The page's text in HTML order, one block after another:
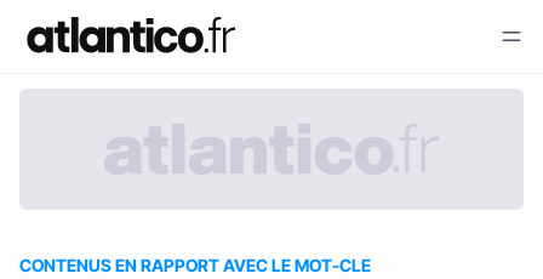
CONTENUS EN RAPPORT AVEC LE MOT-CLE